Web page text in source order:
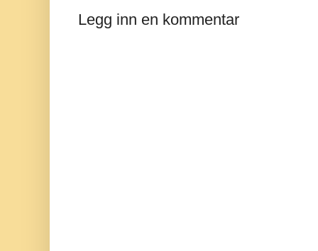
Legg inn en kommentar